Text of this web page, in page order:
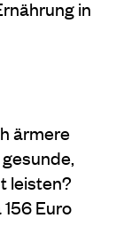
in
ärmere
leisten?
Euro